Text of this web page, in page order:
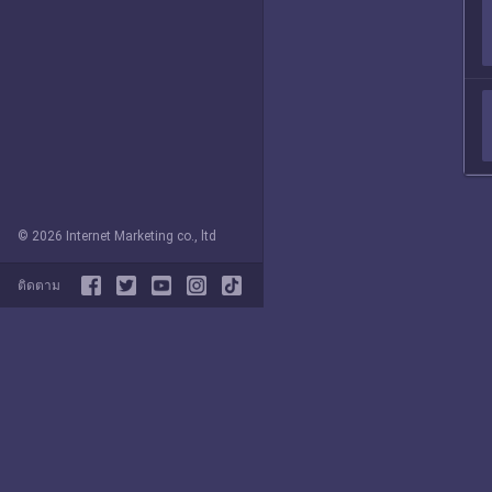
© 2026 Internet Marketing co., ltd
ติดตาม